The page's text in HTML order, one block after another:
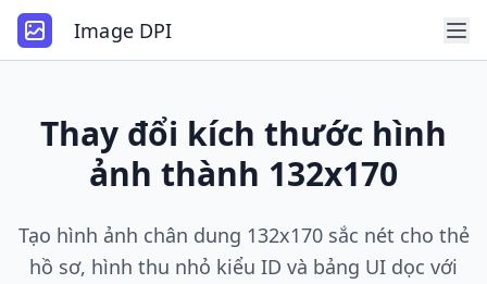
Image DPI
Thay đổi kích thước hình
ảnh thành 132x170
Tạo hình ảnh chân dung 132x170 sắc nét cho thẻ
hồ sơ, hình thu nhỏ kiểu ID và bảng UI dọc với